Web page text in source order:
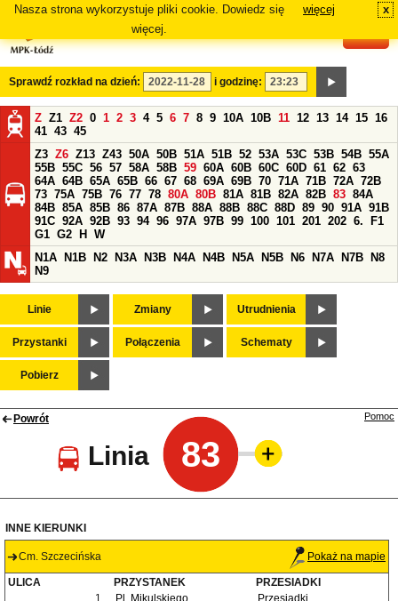
Nasza strona wykorzystuje pliki cookie. Dowiedz się
więcej.
więcej x
Sprawdź rozkład na dzień: i godzinę:
Z Z1 Z2 0 1 2 3 4 5 6 7 8 9 10A 10B 11 12 13 14 15 16
41 43 45
Z3 Z6 Z13 Z43 50A 50B 51A 51B 52 53A 53C 53B 54B 55A
55B 55C 56 57 58A 58B 59 60A 60B 60C 60D 61 62 63
64A 64B 65A 65B 66 67 68 69A 69B 70 71A 71B 72A 72B
73 75A 75B 76 77 78 80A 80B 81A 81B 82A 82B 83 84A
84B 85A 85B 86 87A 87B 88A 88B 88C 88D 89 90 91A 91B
91C 92A 92B 93 94 96 97A 97B 99 100 101 201 202 6.
F1
G1 G2 H
W
N1A
N1B N2 N3A N3B N4A N4B N5A N5B N6 N7A N7B
N8
N9
Linie Zmiany Utrudnienia
Przystanki Połączenia Schematy
Pobierz
Powrót
Linia 83
Pomoc
INNE KIERUNKI
Cm. Szczecińska Pokaż na mapie
ULICA PRZYSTANEK
PRZESIADKI
1.
Pl. Mikulskiego
Przesiadki